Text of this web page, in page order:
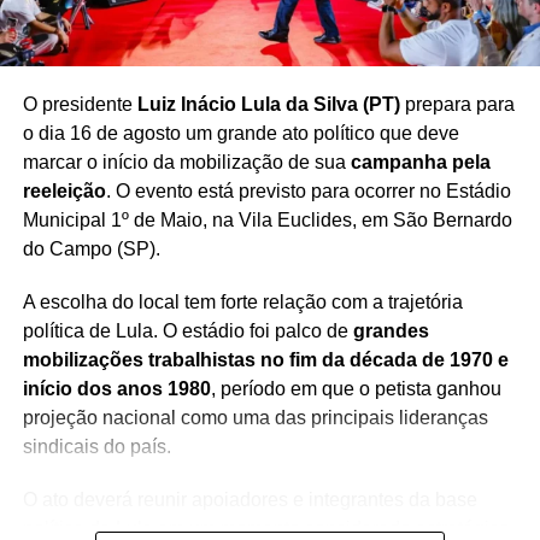
O presidente Luiz Inácio Lula da Silva (PT)prepara para
o dia 16 de agosto um grande ato político que deve
marcar o início da mobilização de sua campanha pela
reeleição. O evento está previsto para ocorrer no Estádio
Municipal 1º de Maio, na Vila Euclides, em São Bernardo
do Campo (SP).
A escolha do local tem forte relação com a trajetória
política de Lula. O estádio foi palco de grandes
mobilizações trabalhistas no fim da década de 1970 e
início dos anos 1980, período em que o petista ganhou
projeção nacional como uma das principais lideranças
sindicais do país.
política de Lula em um momento considerado estratégico